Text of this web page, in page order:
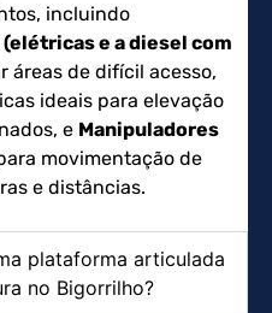
incluindo
e a diesel com
áreas de difícil acesso,
ideais para elevação
e Manipuladores
movimentação de
e distâncias.
plataforma articulada
no Bigorrilho?